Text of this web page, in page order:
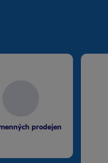
prodejen